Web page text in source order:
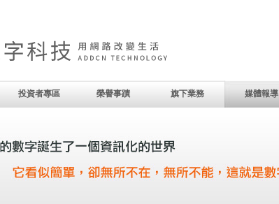
投資者專區 榮譽事蹟 旗下業務 媒體報導